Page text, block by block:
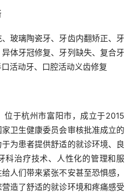
玻璃陶瓷牙、牙齿内翻矫正、牙
体牙冠修复、牙列缺失、复合牙
活动牙、口腔活动义齿修复
位于杭州市富阳市，成立于2015
卫生健康委员会审核批准成立的
为患者提供舒适的就诊环境、良
科治疗技术、人性化的管理和服
人们带来紧张不安甚至恐惧感，
造了舒适的就诊环境和疼痛感受